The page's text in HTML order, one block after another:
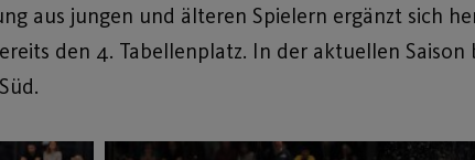
aus jungen und älteren Spielern ergänzt sich
den 4. Tabellenplatz. In der aktuellen Saison